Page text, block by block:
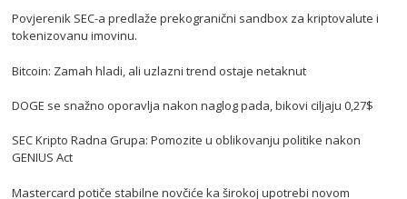
Povjerenik SEC-a predlaže prekogranični sandbox za kriptovalute i
tokenizovanu imovinu.
Bitcoin: Zamah hladi, ali uzlazni trend ostaje netaknut
DOGE se snažno oporavlja nakon naglog pada, bikovi ciljaju 0,27$
SEC Kripto Radna Grupa: Pomozite u oblikovanju politike nakon
GENIUS Act
Mastercard potiče stabilne novčiće ka širokoj upotrebi novom